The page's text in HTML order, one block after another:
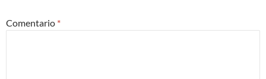
Comentario *